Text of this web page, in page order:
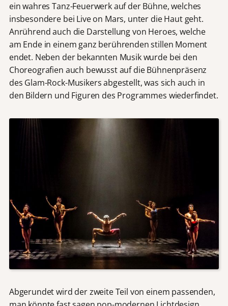
ein wahres Tanz-Feuerwerk auf der Bühne, welches
insbesondere bei Live on Mars, unter die Haut geht.
Anrührend auch die Darstellung von Heroes, welche
am Ende in einem ganz berührenden stillen Moment
endet. Neben der bekannten Musik wurde bei den
Choreografien auch bewusst auf die Bühnenpräsenz
des Glam-Rock-Musikers abgestellt, was sich auch in
den Bildern und Figuren des Programmes wiederfindet.
Abgerundet wird der zweite Teil von einem passenden,